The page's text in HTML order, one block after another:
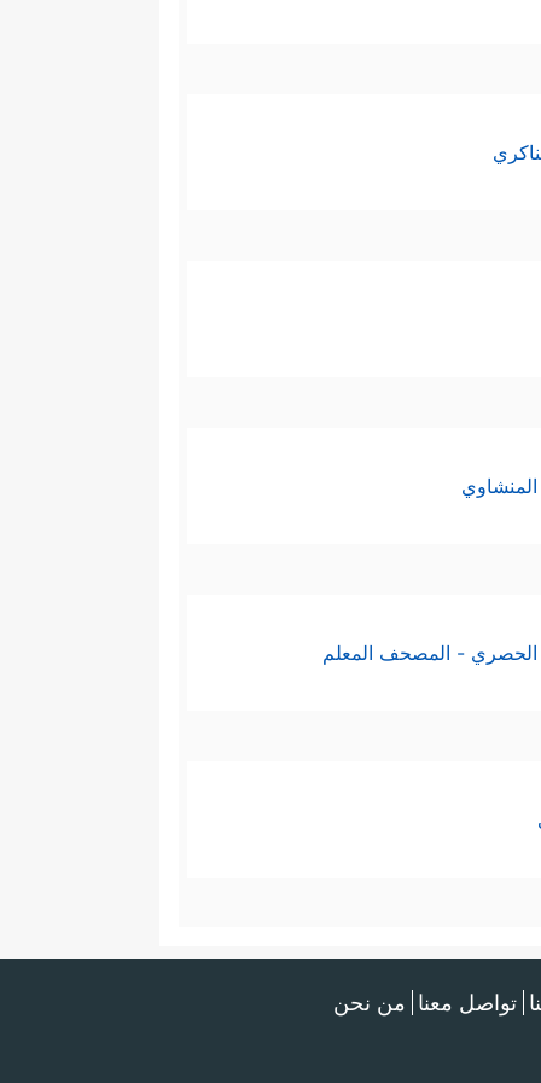
الحصري - المصحف المعلم
تواصل معنا من نحن